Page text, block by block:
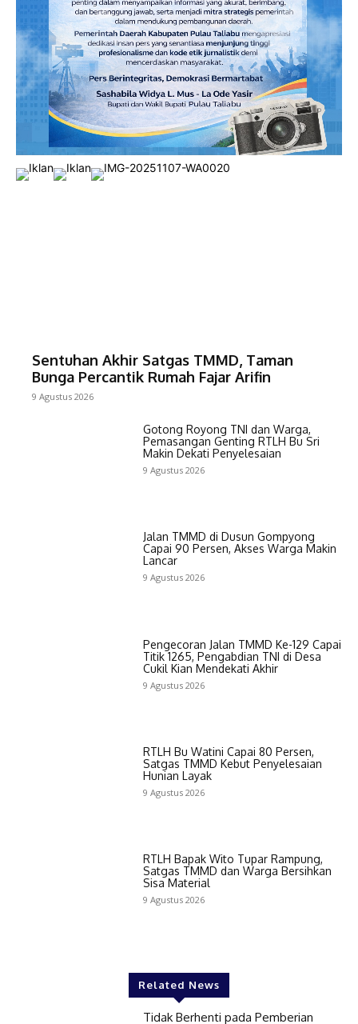
Sentuhan Akhir Satgas TMMD, Taman
Bunga Percantik Rumah Fajar Arifin
9 Agustus 2026
Gotong Royong TNI dan Warga,
Pemasangan Genting RTLH Bu Sri
Makin Dekati Penyelesaian
9 Agustus 2026
Jalan TMMD di Dusun Gompyong
Capai 90 Persen, Akses Warga Makin
Lancar
9 Agustus 2026
Pengecoran Jalan TMMD Ke-129 Capai
Titik 1265, Pengabdian TNI di Desa
Cukil Kian Mendekati Akhir
9 Agustus 2026
RTLH Bu Watini Capai 80 Persen,
Satgas TMMD Kebut Penyelesaian
Hunian Layak
9 Agustus 2026
RTLH Bapak Wito Tupar Rampung,
Satgas TMMD dan Warga Bersihkan
Sisa Material
9 Agustus 2026
Related News
Tidak Berhenti pada Pemberian